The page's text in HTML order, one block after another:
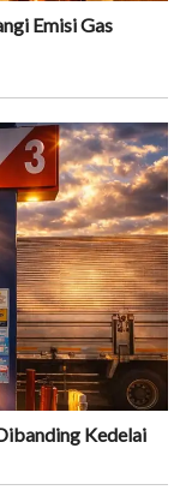
Emisi Gas
Kedelai